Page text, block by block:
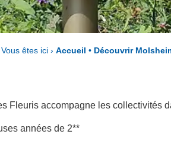
Vous êtes ici › Accueil • Découvrir
Fleuris accompagne les collectivités
années de 2**